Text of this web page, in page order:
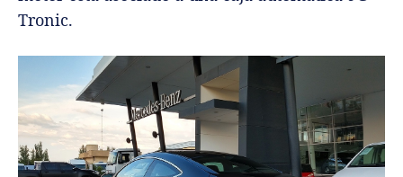
Tronic.